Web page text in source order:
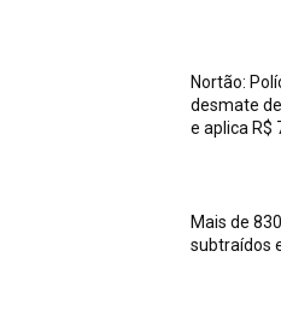
Nortão:
desmate
e aplica R$
Mais de
subtraídos